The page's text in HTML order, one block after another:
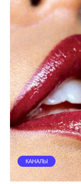
КАНАЛЫ